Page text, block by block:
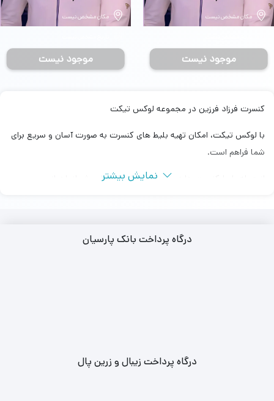
مکان مشخص نیست
موجود نیست
مکان مشخص نیست
موجود نیست
کنسرت فرزاد فرزین در مجموعه لوکس تیکت
با لوکس تیکت، امکان تهیه بلیط‌ های کنسرت به صورت آسان و سریع برای
شما فراهم است.
از جمله بلیط‌ کنسرت ها در شهرهای تهران، اصفهان، شیراز، اهواز و …
مجموعه لوکس تیکت ارائه‌ دهنده بلیط‌ های کنسرت با قیمت مناسب و
فوری بلیط‌ ها نیز وجود دارد.
نمایش بیشتر
درگاه پرداخت بانک پارسیان
درگاه پرداخت زیبال و زرین پال